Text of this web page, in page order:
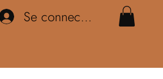
Se connecter